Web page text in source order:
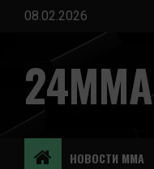
Перейти
содержимому
08.02.2026
24MMA
НОВОСТИ ММА